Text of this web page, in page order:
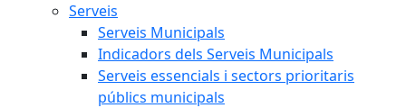
Serveis
Serveis Municipals
Indicadors dels Serveis Municipals
Serveis essencials i sectors prioritaris
públics municipals